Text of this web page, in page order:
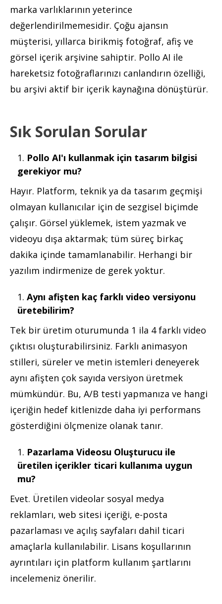
marka varlıklarının yeterince
değerlendirilmemesidir. Çoğu ajansın
müşterisi, yıllarca birikmiş fotoğraf, afiş ve
görsel içerik arşivine sahiptir. Pollo AI ile
hareketsiz fotoğraflarınızı canlandırın özelliği,
bu arşivi aktif bir içerik kaynağına dönüştürür.
Sık Sorulan Sorular
Pollo AI'ı kullanmak için tasarım bilgisi
gerekiyor mu?
Hayır. Platform, teknik ya da tasarım geçmişi
olmayan kullanıcılar için de sezgisel biçimde
çalışır. Görsel yüklemek, istem yazmak ve
videoyu dışa aktarmak; tüm süreç birkaç
dakika içinde tamamlanabilir. Herhangi bir
yazılım indirmenize de gerek yoktur.
Aynı afişten kaç farklı video versiyonu
üretebilirim?
Tek bir üretim oturumunda 1 ila 4 farklı video
çıktısı oluşturabilirsiniz. Farklı animasyon
stilleri, süreler ve metin istemleri deneyerek
aynı afişten çok sayıda versiyon üretmek
mümkündür. Bu, A/B testi yapmanıza ve hangi
içeriğin hedef kitlenizde daha iyi performans
gösterdiğini ölçmenize olanak tanır.
Pazarlama Videosu Oluşturucu ile
üretilen içerikler ticari kullanıma uygun
mu?
Evet. Üretilen videolar sosyal medya
reklamları, web sitesi içeriği, e-posta
pazarlaması ve açılış sayfaları dahil ticari
amaçlarla kullanılabilir. Lisans koşullarının
ayrıntıları için platform kullanım şartlarını
incelemeniz önerilir.